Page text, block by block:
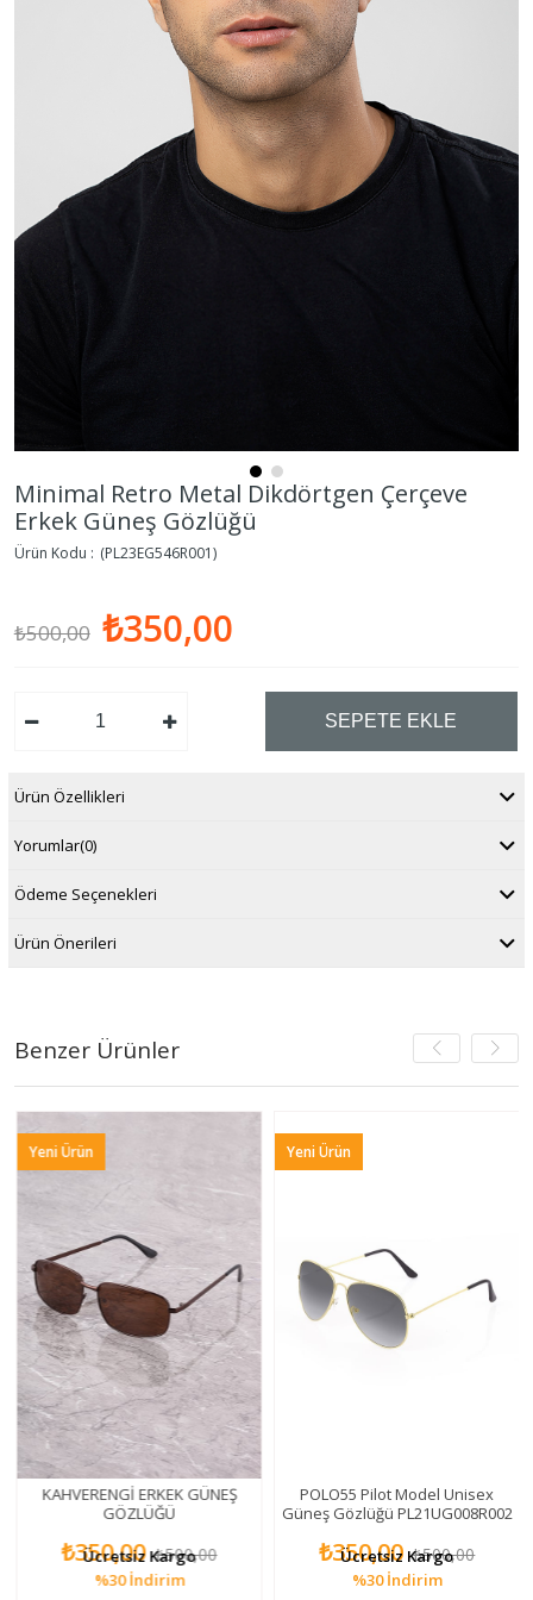
Minimal Retro Metal Dikdörtgen Çerçeve
Erkek Güneş Gözlüğü
(PL23EG546R001)
₺500,00 ₺350,00
Ürün Özellikleri
Yorumlar(0)
Ödeme Seçenekleri
Ürün Önerileri
Benzer Ürünler
KAHVERENGİ ERKEK GÜNEŞ
GÖZLÜĞÜ
₺350,00 ₺500,00
%30İndirim
Ücretsiz Kargo
Yeni Ürün
POLO55 Pilot Model Unisex
Güneş Gözlüğü PL21UG008R002
₺350,00 ₺500,00
%30İndirim
Ücretsiz Kargo
Yeni Ürün